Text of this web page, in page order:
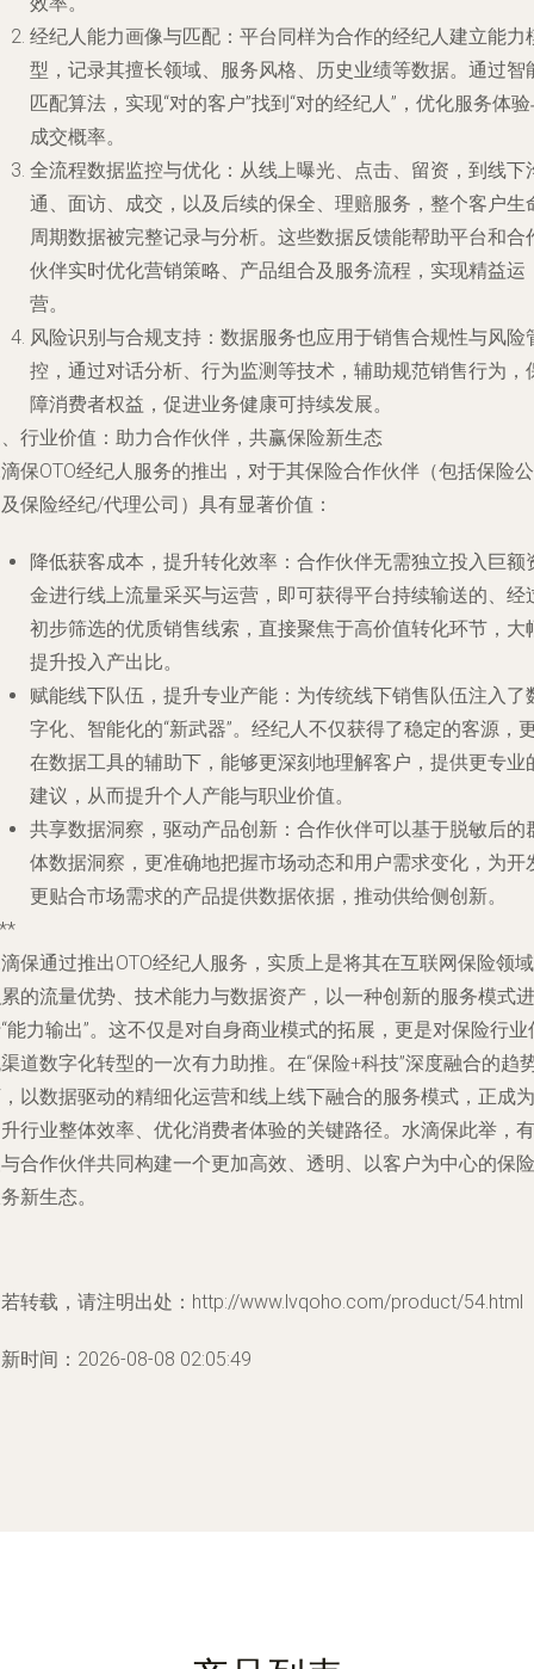
经纪人能力画像与匹配 ：平台同样为合作的经纪人建立能力
型，记录其擅长领域、服务风格、历史业绩等数据。通过智
匹配算法，实现“对的客户”找到“对的经纪人”，优化服务体
成交概率。
全流程数据监控与优化 ：从线上曝光、点击、留资，到线下
通、面访、成交，以及后续的保全、理赔服务，整个客户生
周期数据被完整记录与分析。这些数据反馈能帮助平台和合
伙伴实时优化营销策略、产品组合及服务流程，实现精益运
营。
风险识别与合规支持 ：数据服务也应用于销售合规性与风险
控，通过对话分析、行为监测等技术，辅助规范销售行为，
障消费者权益，促进业务健康可持续发展。
行业价值：助力合作伙伴，共赢保险新生态
保OTO经纪人服务的推出，对于其保险合作伙伴（包括保险公
保险经纪/代理公司）具有显著价值：
降低获客成本，提升转化效率 ：合作伙伴无需独立投入巨额
金进行线上流量采买与运营，即可获得平台持续输送的、经
初步筛选的优质销售线索，直接聚焦于高价值转化环节，大
提升投入产出比。
赋能线下队伍，提升专业产能 ：为传统线下销售队伍注入了
字化、智能化的“新武器”。经纪人不仅获得了稳定的客源，
在数据工具的辅助下，能够更深刻地理解客户，提供更专业
建议，从而提升个人产能与职业价值。
共享数据洞察，驱动产品创新 ：合作伙伴可以基于脱敏后的
体数据洞察，更准确地把握市场动态和用户需求变化，为开
更贴合市场需求的产品提供数据依据，推动供给侧创新。
保通过推出OTO经纪人服务，实质上是将其在互联网保险领域
的流量优势、技术能力与数据资产，以一种创新的服务模式进
能力输出”。这不仅是对自身商业模式的拓展，更是对保险行业
道数字化转型的一次有力助推。在“保险+科技”深度融合的趋
以数据驱动的精细化运营和线上线下融合的服务模式，正成为
行业整体效率、优化消费者体验的关键路径。水滴保此举，有
合作伙伴共同构建一个更加高效、透明、以客户为中心的保险
新生态。
转载，请注明出处：http://www.lvqoho.com/product/54.html
时间：2026-08-08 02:05:49